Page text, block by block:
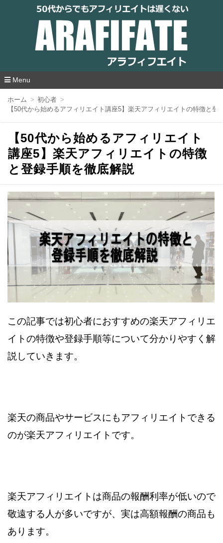
アラフィフエイト｜ 50代からでもアフィリ
エイトは遅くない
Menu
ホーム
初心者
【50代から始めるアフィリエイト講座5】楽天アフィリエイトの特徴と登
【50代から始めるアフィリエイト
講座5】楽天アフィリエイトの特徴
と登録手順を徹底解説
この記事では初心者におすすめの楽天アフィリエ
イトの特徴や登録手順等について分かりやすく解
説していきます。
楽天の商品やサービスにもアフィリエイトできる
のが楽天アフィリエイトです。
楽天アフィリエイトは商品の報酬利率が低いので
敬遠する人が多いですが、 実は高額報酬の商品も
あります。